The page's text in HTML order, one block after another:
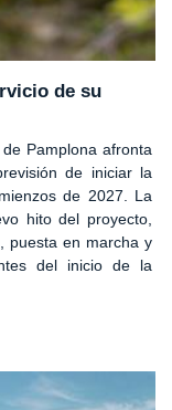
de su
Pamplona afronta
de iniciar la
de 2027. La
hito del proyecto,
puesta en marcha y
del inicio de la